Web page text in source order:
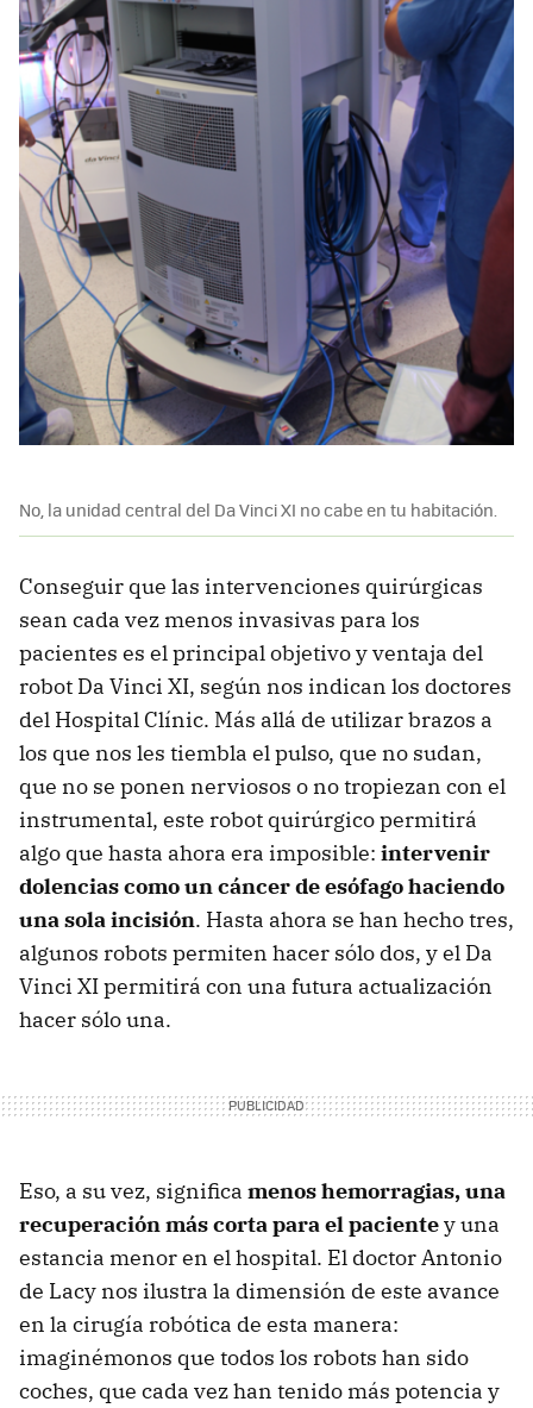
No, la unidad central del Da Vinci XI no cabe en tu habitación.
Conseguir que las intervenciones quirúrgicas
sean cada vez menos invasivas para los
pacientes es el principal objetivo y ventaja del
robot Da Vinci XI, según nos indican los doctores
del Hospital Clínic. Más allá de utilizar brazos a
los que nos les tiembla el pulso, que no sudan,
que no se ponen nerviosos o no tropiezan con el
instrumental, este robot quirúrgico permitirá
algo que hasta ahora era imposible: intervenir
dolencias como un cáncer de esófago haciendo
una sola incisión. Hasta ahora se han hecho tres,
algunos robots permiten hacer sólo dos, y el Da
Vinci XI permitirá con una futura actualización
hacer sólo una.
Eso, a su vez, significa menos hemorragias, una
recuperación más corta para el pacientey una
estancia menor en el hospital. El doctor Antonio
de Lacy nos ilustra la dimensión de este avance
en la cirugía robótica de esta manera:
imaginémonos que todos los robots han sido
coches, que cada vez han tenido más potencia y